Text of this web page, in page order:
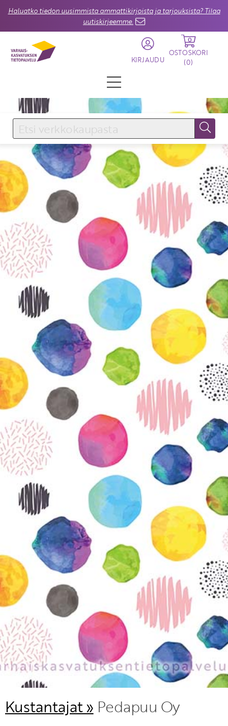
Haluatko tiedon uusimmista ammattikirjoista ja tarjouksista? Tilaa
uutiskirjeemme.
KIRJAUDU
0
OSTOSKORI
(0)
KIRJAUDU SISÄÄN
Käyttäjätunnus
Salasana
Unohtuiko salasana?
KIRJAUDU SISÄÄN
Etkö ole vielä Varhaiskasvatuksen Tietopalvelun
jäsen?
Liity tästä!
Kustantajat » Pedapuu Oy